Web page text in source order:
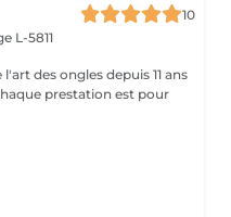
10
L-5811
des ongles depuis 11 ans
prestation est pour